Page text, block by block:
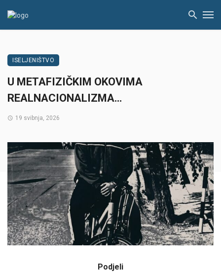
ISELJENIŠTVO
U METAFIZIČKIM OKOVIMA
REALNACIONALIZMA…
19 svibnja, 2026
Podjeli